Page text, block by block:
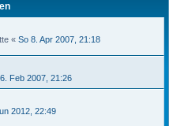
« So 8. Apr 2007, 21:18
Feb 2007, 21:26
2012, 22:49